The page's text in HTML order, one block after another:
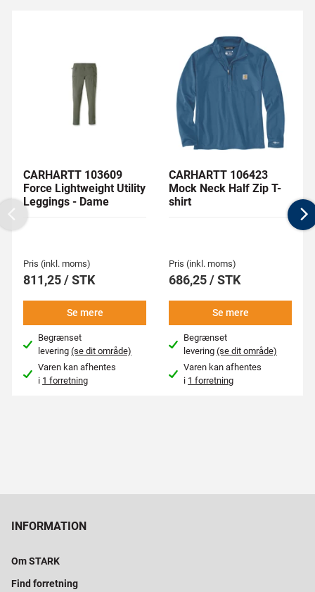
CARHARTT 103609
Force Lightweight Utility
Leggings - Dame
Pris (inkl. moms)
811,25 / STK
Se mere
Begrænset
levering(se dit område)
Varen kan afhentes
i 1 forretning
CARHARTT 106423
Mock Neck Half Zip T-
shirt
Pris (inkl. moms)
686,25 / STK
Se mere
Begrænset
levering(se dit område)
Varen kan afhentes
i 1 forretning
Previous
INFORMATION
Om STARK
Find forretning